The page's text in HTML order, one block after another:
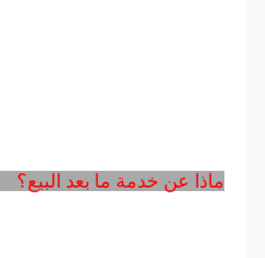
ماذا عن خدمة ما بعد البيع؟